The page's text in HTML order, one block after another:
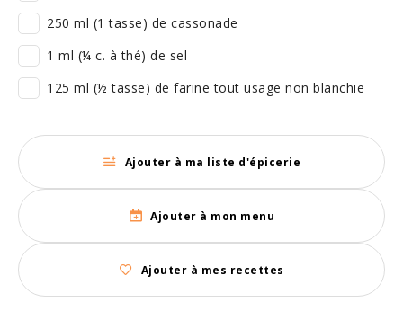
250 ml (1 tasse) de cassonade
1 ml (¼ c. à thé) de sel
125 ml (½ tasse) de farine tout usage non blanchie
Ajouter à ma liste d'épicerie
Ajouter à mon menu
Ajouter à mes recettes